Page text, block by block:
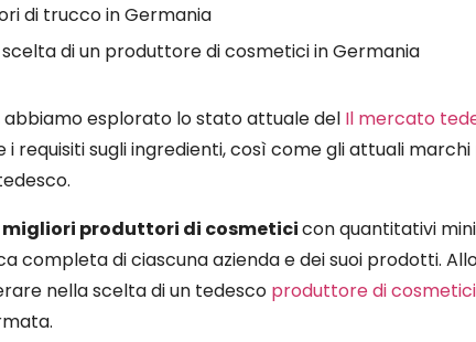
di trucco in Germania
di un produttore di cosmetici in Germania
esplorato lo stato attuale del Il mercato
i requisiti sugli ingredienti, così come gli attuali
migliori produttori di cosmeticicon quantitativi
completa di ciascuna azienda e dei suoi prodotti.
nella scelta di un tedesco produttore di